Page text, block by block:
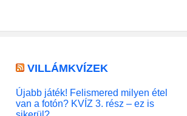
VILLÁMKVÍZEK
Újabb játék! Felismered milyen étel
van a fotón? KVÍZ 3. rész – ez is